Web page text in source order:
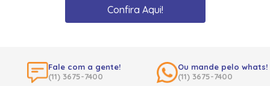
Confira Aqui!
Fale com a gente!
(11) 3675-7400
Ou mande pelo whats!
(11) 3675-7400